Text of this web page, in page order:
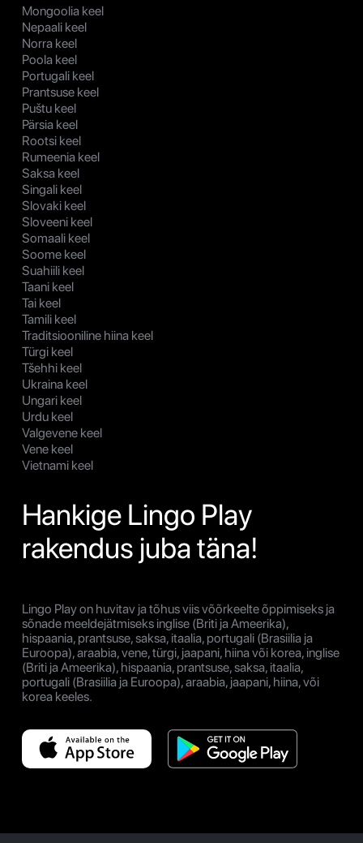
Mongoolia keel
Nepaali keel
Norra keel
Poola keel
Portugali keel
Prantsuse keel
Puštu keel
Pärsia keel
Rootsi keel
Rumeenia keel
Saksa keel
Singali keel
Slovaki keel
Sloveeni keel
Somaali keel
Soome keel
Suahiili keel
Taani keel
Tai keel
Tamili keel
Traditsiooniline hiina keel
Türgi keel
Tšehhi keel
Ukraina keel
Ungari keel
Urdu keel
Valgevene keel
Vene keel
Vietnami keel
Hankige Lingo Play
rakendus juba täna!
Lingo Play on huvitav ja tõhus viis võõrkeelte õppimiseks ja
sõnade meeldejätmiseks inglise (Briti ja Ameerika),
hispaania, prantsuse, saksa, itaalia, portugali (Brasiilia ja
Euroopa), araabia, vene, türgi, jaapani, hiina või korea, inglise
(Briti ja Ameerika), hispaania, prantsuse, saksa, itaalia,
portugali (Brasiilia ja Euroopa), araabia, jaapani, hiina, või
korea keeles.